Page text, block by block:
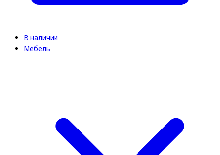
В наличии
Мебель